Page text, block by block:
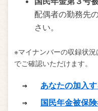
配偶者の勤務先
さい。
※マイナンバーの収録状況
でご確認いただけます。
⇒ あなたの加入
⇒
国民年金被保